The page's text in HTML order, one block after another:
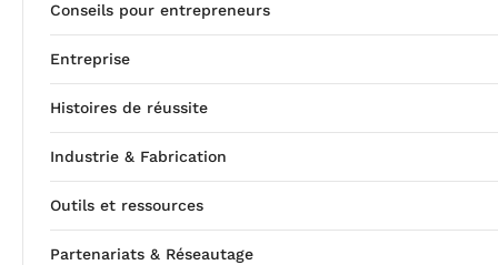
Conseils pour entrepreneurs
Entreprise
Histoires de réussite
Industrie & Fabrication
Outils et ressources
Partenariats & Réseautage